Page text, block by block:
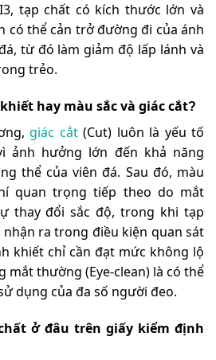
tạp chất có kích thước lớn và
có thể cản trở đường đi của ánh
từ đó làm giảm độ lấp lánh và
trẻo.
hay màu sắc và giác cắt?
giác cắt(Cut) luôn là yếu tố
ảnh hưởng lớn đến khả năng
thể của viên đá. Sau đó, màu
quan trọng tiếp theo do mắt
thay đổi sắc độ, trong khi tạp
ra trong điều kiện quan sát
khiết chỉ cần đạt mức không lộ
mắt thường (Eye-clean) là có thể
dụng của đa số người đeo.
ở đâu trên giấy kiểm định